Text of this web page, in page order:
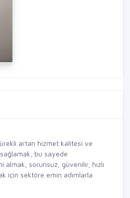
artan hizmet kalitesi ve
bu sayede
almak, sorunsuz, güvenilir, hızlı
için sektöre emin adımlarla